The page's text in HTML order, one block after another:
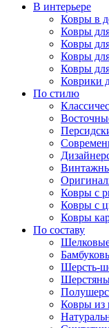
В интерьере
Ковры в
Ковры
Ковры
Ковры
Ковры
Коврики
По стилю
Ковры с
Ковры с
Ковры
По составу
Шерсть-
Ковры из